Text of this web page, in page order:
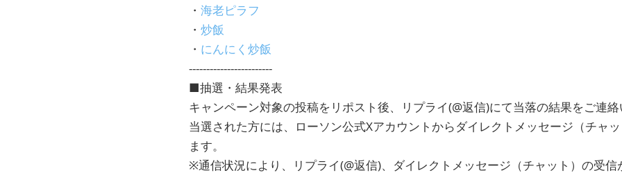
・ 海老ピラフ
・ 炒飯
・ にんにく炒飯
------------------------
■抽選・結果発表
キャンペーン対象の投稿をリポスト後、リプライ(@返信)にて当落の結果をご連絡
当選された方には、ローソン公式Xアカウントからダイレクトメッセージ（チャ
ます。
※通信状況により、リプライ(@返信)、ダイレクトメッセージ（チャット）の受